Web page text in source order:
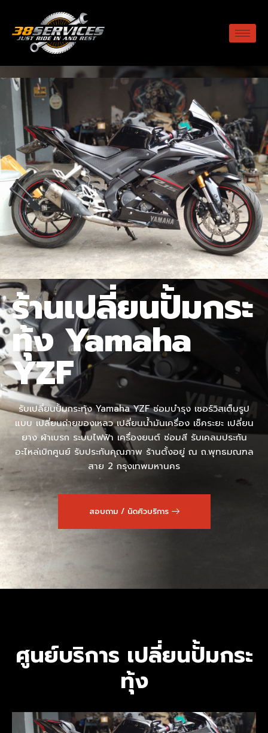
ร้านเปลี่ยนปั้มกระ
ทุ้ง Yamaha
YZF
รับเปลี่ยนปั้มกระทุ้ง Yamaha YZF ซ่อมบำรุง เซอร์วิสเต็มรูป
แบบ เปลี่ยนถ่ายของเหลว เปลี่ยนน้ำมันเครื่อง เช็คระยะ เปลี่ยน
ยาง ผ้าเบรก ระบบไฟฟ้า เครื่องยนต์ ซ่อมสี รับเคลมประกัน
อะไหล่เบิกศูนย์ รับประกันคุณภาพ ร้านตั้งอยู่ ณ ถ.พุทธมณฑล
สาย 2 กรุงเทพมหานคร
สอบถาม / นัดคิวบริการ
ศูนย์บริการ เปลี่ยนปั้มกระ
ทุ้ง